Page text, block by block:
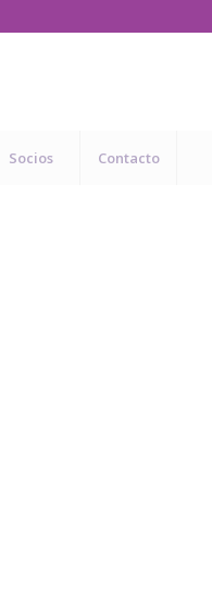
Socios Contacto